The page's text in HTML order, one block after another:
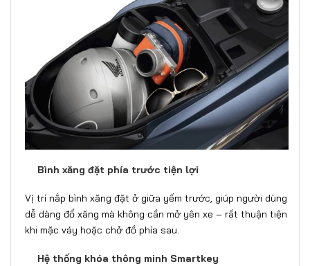
Bình xăng đặt phía trước tiện lợi
Vị trí nắp bình xăng đặt ở giữa yếm trước, giúp người dùng
dễ dàng đổ xăng mà không cần mở yên xe – rất thuận tiện
khi mặc váy hoặc chở đồ phía sau.
Hệ thống khóa thông minh Smartkey